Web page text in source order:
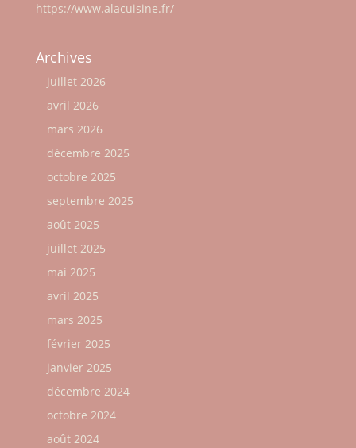
https://www.alacuisine.fr/
Archives
juillet 2026
avril 2026
mars 2026
décembre 2025
octobre 2025
septembre 2025
août 2025
juillet 2025
mai 2025
avril 2025
mars 2025
février 2025
janvier 2025
décembre 2024
octobre 2024
août 2024